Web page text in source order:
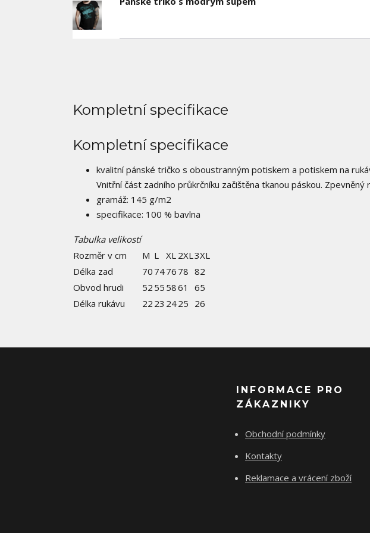
Kompletní specifikace
Kompletní specifikace
kvalitní pánské tričko s oboustranným potiskem a potiskem na
Vnitřní část zadního průkrčníku začištěna tkanou páskou. Zpevněný
gramáž: 145 g/m2
specifikace: 100 % bavlna
Tabulka velikostí
Rozměr v cm
M L XL 2XL3XL
Délka zad
70 7476 78 82
Obvod hrudi
52 55 5861
65
Délka rukávu
22 23 2425 26
INFORMACE PRO
ZÁKAZNIKY
Obchodní podmínky
Kontakty
Reklamace a vrácení zboží